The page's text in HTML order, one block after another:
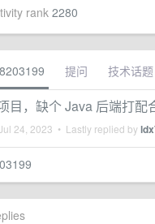
rank 2280
提问 技术话题
目，缺个 Java 后端打配
24, 2023 • Lastly replied by